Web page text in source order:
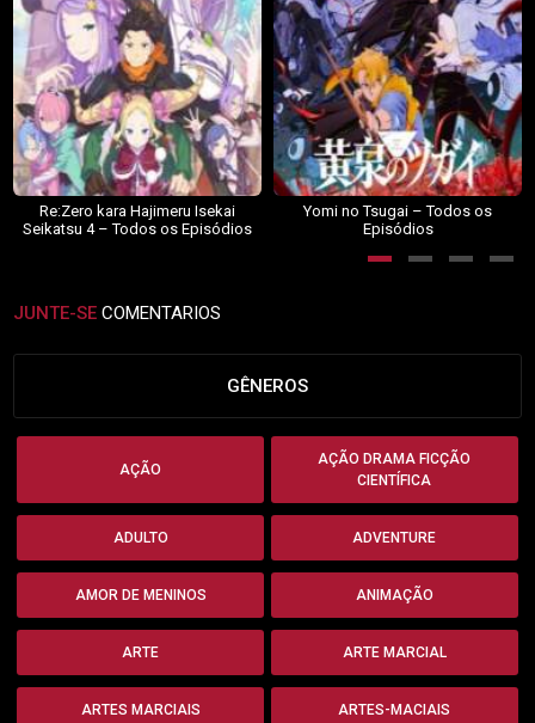
Re:Zero kara Hajimeru Isekai
Seikatsu 4 – Todos os Episódios
Yomi no Tsugai – Todos os
Episódios
JUNTE-SE COMENTARIOS
GÊNEROS
AÇÃO
AÇÃO DRAMA FICÇÃO
CIENTÍFICA
ADULTO ADVENTURE
AMOR DE MENINOS ANIMAÇÃO
ARTE ARTE MARCIAL
ARTES MARCIAIS ARTES-MACIAIS